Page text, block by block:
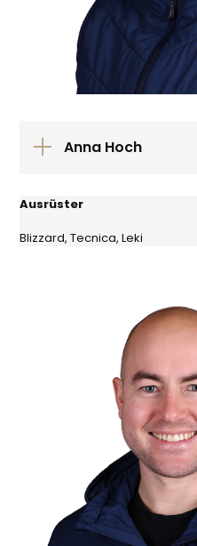
Anna Hoch
Ausrüster
Blizzard, Tecnica, Leki